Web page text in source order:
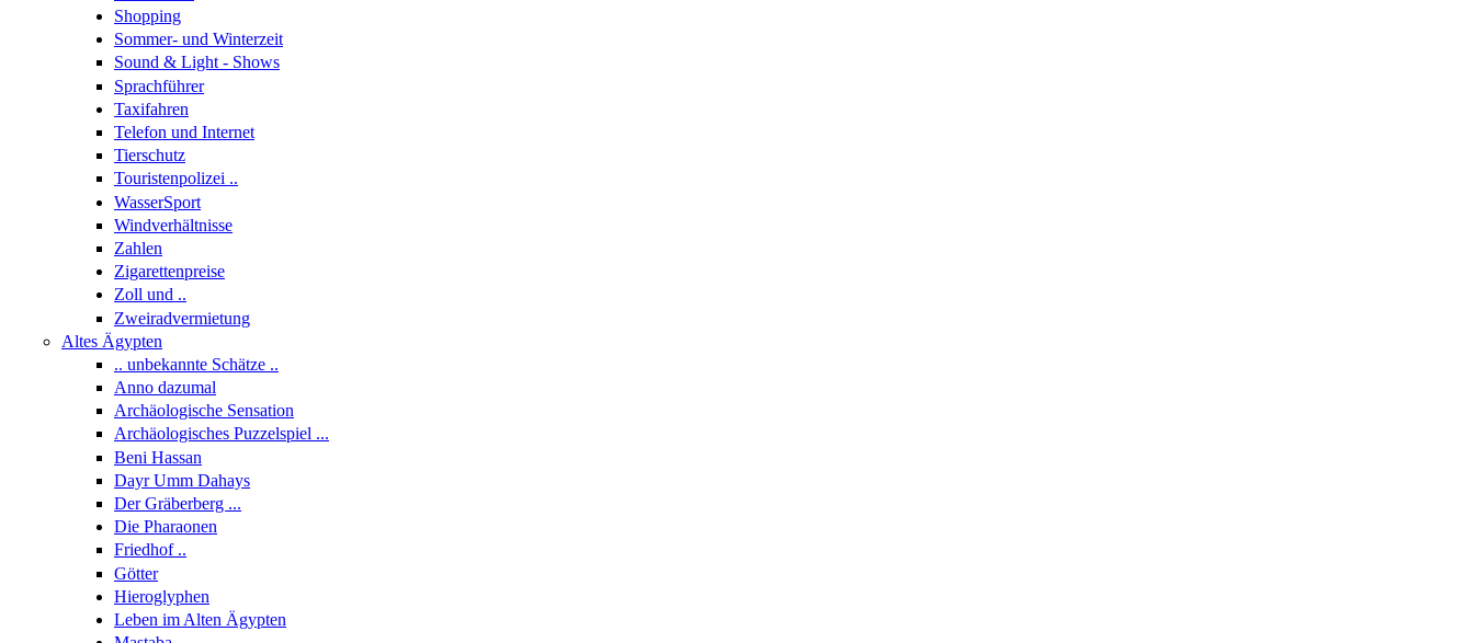
Shopping
Sommer- und Winterzeit
Sound & Light - Shows
Sprachführer
Taxifahren
Telefon und Internet
Tierschutz
Touristenpolizei ..
WasserSport
Windverhältnisse
Zahlen
Zigarettenpreise
Zoll und ..
Zweiradvermietung
Altes Ägypten
.. unbekannte Schätze ..
Anno dazumal
Archäologische Sensation
Archäologisches Puzzelspiel ...
Beni Hassan
Dayr Umm Dahays
Der Gräberberg ...
Die Pharaonen
Friedhof ..
Götter
Hieroglyphen
Leben im Alten Ägypten